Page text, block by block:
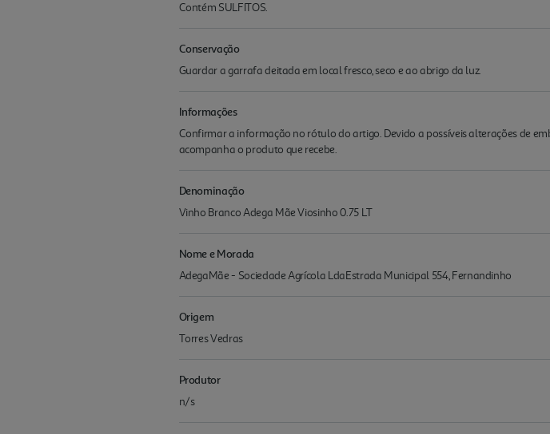
Contém SULFITOS.
Conservação
Guardar a garrafa deitada em local fresco, seco e ao abrigo da luz.
Informações
Confirmar a informação no rótulo do artigo. Devido a possíveis alterações de
acompanha o produto que recebe.
Denominação
Vinho Branco Adega Mãe Viosinho 0.75 LT
Nome e Morada
AdegaMãe - Sociedade Agrícola LdaEstrada Municipal 554, Fernandinho
Origem
Torres Vedras
Produtor
n/s